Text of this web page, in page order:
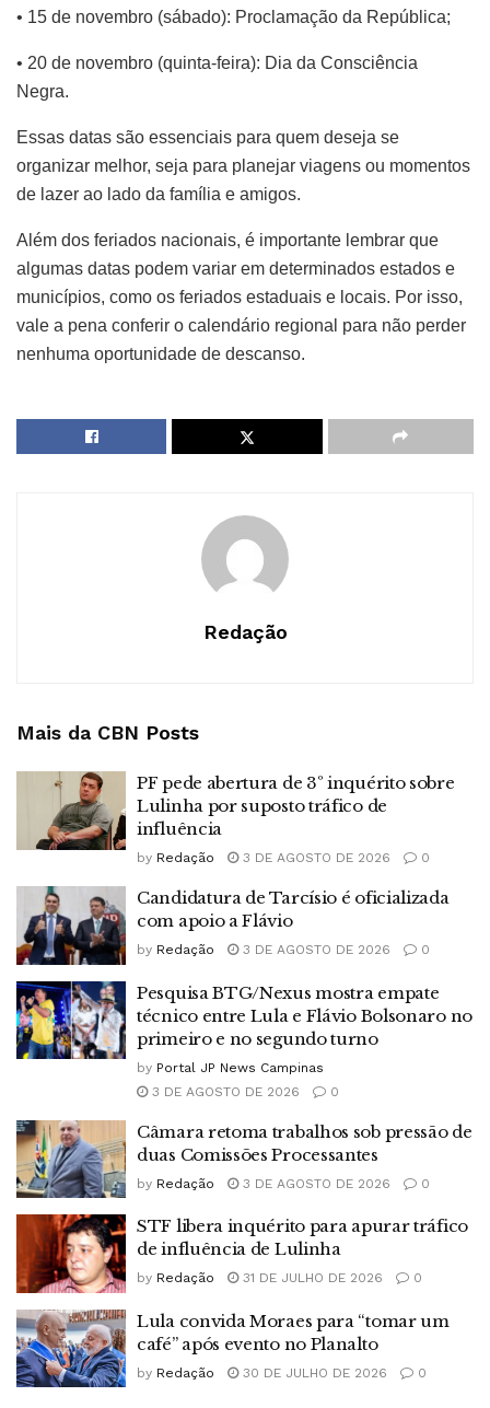
• 15 de novembro (sábado): Proclamação da República;
• 20 de novembro (quinta-feira): Dia da Consciência
Negra.
Essas datas são essenciais para quem deseja se
organizar melhor, seja para planejar viagens ou momentos
de lazer ao lado da família e amigos.
Além dos feriados nacionais, é importante lembrar que
algumas datas podem variar em determinados estados e
municípios, como os feriados estaduais e locais. Por isso,
vale a pena conferir o calendário regional para não perder
nenhuma oportunidade de descanso.
Redação
Mais da CBN Posts
PF pede abertura de 3º inquérito sobre
Lulinha por suposto tráfico de
influência
by Redação 3 DE AGOSTO DE 2026 0
Candidatura de Tarcísio é oficializada
com apoio a Flávio
by Redação 3 DE AGOSTO DE 2026 0
Pesquisa BTG/Nexus mostra empate
técnico entre Lula e Flávio Bolsonaro no
primeiro e no segundo turno
by Portal JP News Campinas
3 DE AGOSTO DE 2026
0
Câmara retoma trabalhos sob pressão de
duas Comissões Processantes
by Redação 3 DE AGOSTO DE 2026 0
STF libera inquérito para apurar tráfico
de influência de Lulinha
by Redação 31 DE JULHO DE 2026 0
Lula convida Moraes para “tomar um
café” após evento no Planalto
by Redação 30 DE JULHO DE 2026 0